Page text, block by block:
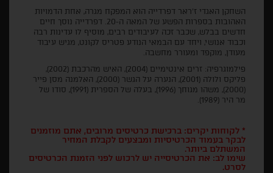
השחקן האגדי ז'ראר דפרדייה הוא המפקח מגרה, אחת הדמויות
האהובות בספרות הפשע של המאה ה-20. דפרדייה נוסך חיים
חדשים בבלש, שכבר זכה לעיבודים רבים, מוסיף לו עדינות רבה
וכבוד אנושי, ויחד עם הבמאי הנודע פטריס לקונט, מגיש עיבוד
מעודן, מוקפד ומעורר מחשבה.
פילמוגרפיה: זרים אינטימיים (2004), האיש מהרכבת (2002),
פליקס ולולה (2001), הנערה על הגשר (2000), האלמנה מסן פייר
(2000), משהו מגוחך (1996), בעלה של הספרית (1991), סודו של
מר היר (1989).
* לקוחות יקרים: ברכישת כרטיסים מרובים, אתם מוזמנים
לבקר בעמוד הכרטיסיות ומבצעים לקבלת המחיר
המשתלם ביותר.
שימו לב: את הכרטיסייה יש לרכוש לפני הזמנת הכרטיסים
לסרט.